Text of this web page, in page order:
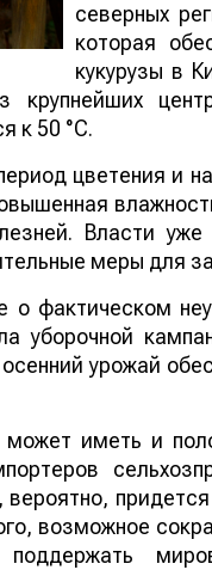
северных
которая
кукурузы в
к 50 °C.
цветения и
Власти
меры для
о фактическом
уборочной
урожай
иметь и
возможное
поддержать